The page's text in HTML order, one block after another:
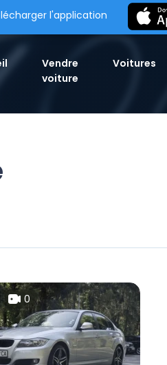
l'application
Vendre
voiture
Voitures
0